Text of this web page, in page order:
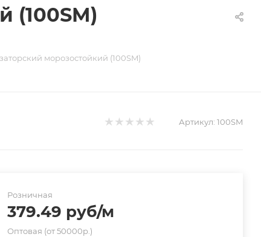
(100SM)
морозостойкий (100SM)
Артикул: 100SM
Розничная
379.49 руб/м
Оптовая (от 50000р.)